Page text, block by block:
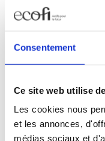
Consentement
Ce site web utilise
Les cookies nous
et les annonces,
médias sociaux et
SK Hynix : IPO
Partager la